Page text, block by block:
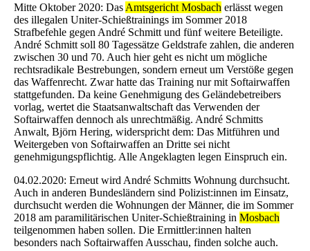
Mitte Oktober 2020: Das Amtsgericht Mosbach erlässt wegen
des illegalen Uniter-Schießtrainings im Sommer 2018
Strafbefehle gegen André Schmitt und fünf weitere Beteiligte.
André Schmitt soll 80 Tagessätze Geldstrafe zahlen, die anderen
zwischen 30 und 70. Auch hier geht es nicht um mögliche
rechtsradikale Bestrebungen, sondern erneut um Verstöße gegen
das Waffenrecht. Zwar hatte das Training nur mit Softairwaffen
stattgefunden. Da keine Genehmigung des Geländebetreibers
vorlag, wertet die Staatsanwaltschaft das Verwenden der
Softairwaffen dennoch als unrechtmäßig. André Schmitts
Anwalt, Björn Hering, widerspricht dem: Das Mitführen und
Weitergeben von Softairwaffen an Dritte sei nicht
genehmigungspflichtig. Alle Angeklagten legen Einspruch ein.
04.02.2020: Erneut wird André Schmitts Wohnung durchsucht.
Auch in anderen Bundesländern sind Polizist:innen im Einsatz,
durchsucht werden die Wohnungen der Männer, die im Sommer
2018 am paramilitärischen Uniter-Schießtraining in Mosbach
teilgenommen haben sollen. Die Ermittler:innen halten
besonders nach Softairwaffen Ausschau, finden solche auch.